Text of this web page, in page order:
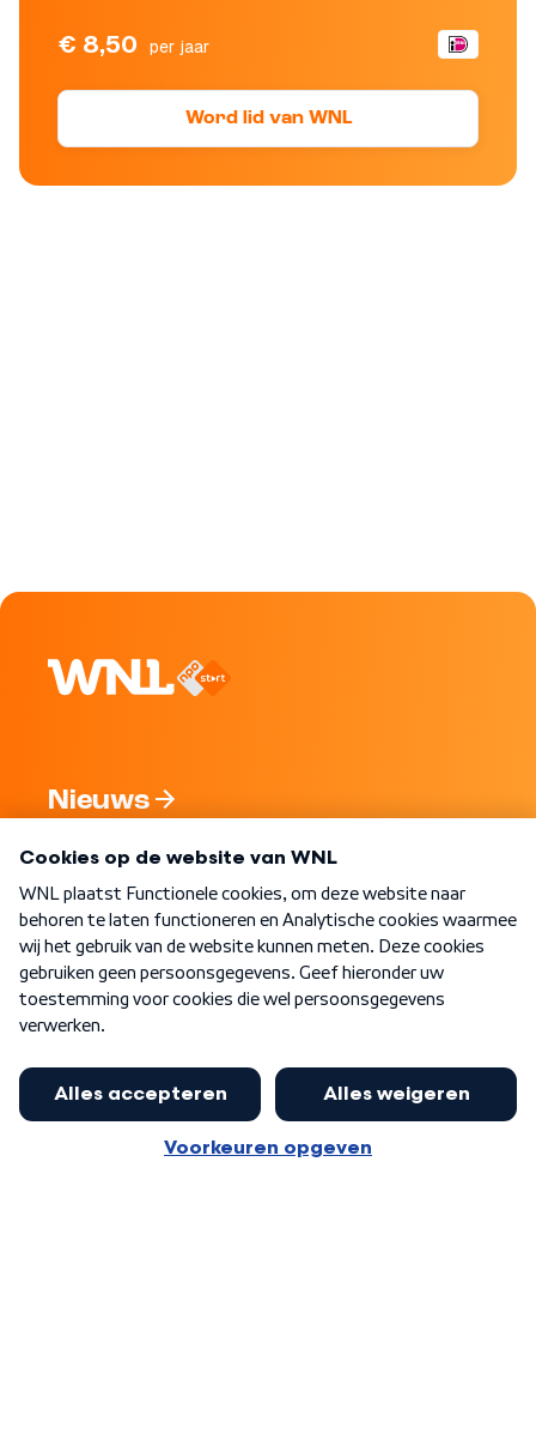
€ 8,50 per jaar
Word lid van WNL
Nieuws
Nieuwsbrief
Word Lid